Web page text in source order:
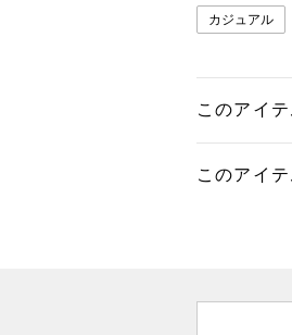
カジュアル
このアイ
このアイ